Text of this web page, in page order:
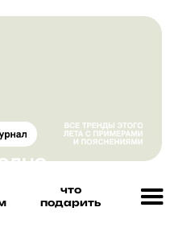
что
подарить